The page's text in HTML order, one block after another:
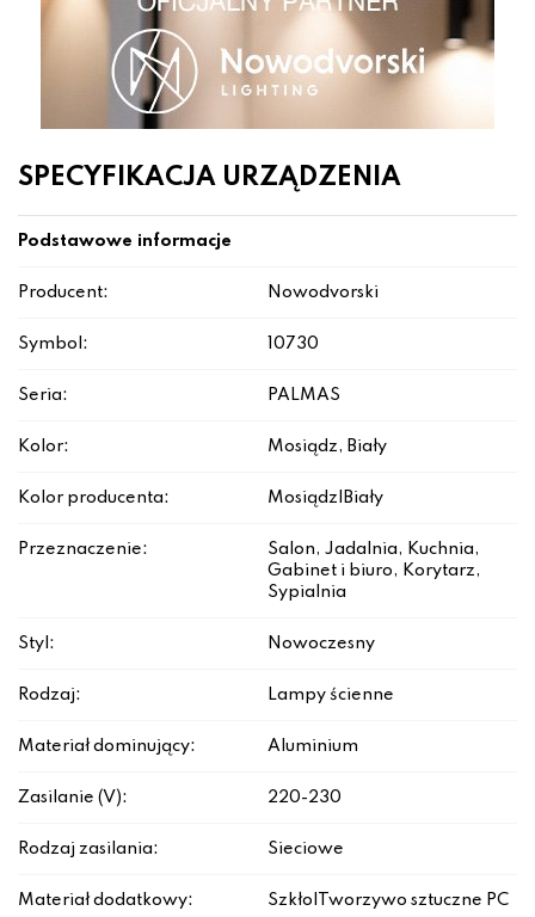
SPECYFIKACJA URZĄDZENIA
Podstawowe informacje
Producent: Nowodvorski
Symbol: 10730
Seria: PALMAS
Kolor: Mosiądz, Biały
Kolor producenta: Mosiądz|Biały
Przeznaczenie:
Salon, Jadalnia, Kuchnia,
Gabinet i biuro, Korytarz,
Sypialnia
Styl: Nowoczesny
Rodzaj: Lampy ścienne
Materiał dominujący: Aluminium
Zasilanie (V): 220-230
Rodzaj zasilania: Sieciowe
Materiał dodatkowy: Szkło|Tworzywo sztuczne PC